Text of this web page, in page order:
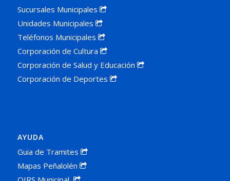
Sucursales Municipales
Unidades Municipales
Teléfonos Municipales
Corporación de Cultura
Corporación de Salud y Educación
Corporación de Deportes
AYUDA
Guia de Tramites
Mapas Peñalolén